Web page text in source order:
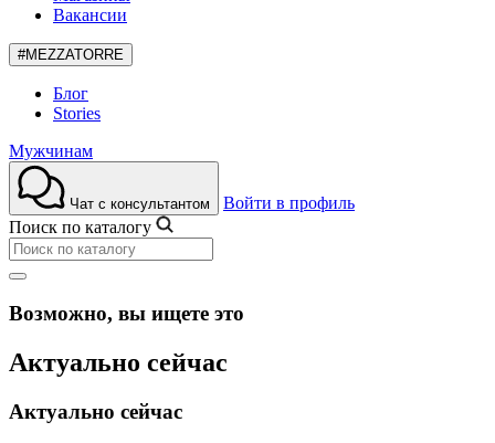
Вакансии
#MEZZATORRE
Блог
Stories
Мужчинам
Чат с консультантом
Войти в профиль
Поиск по каталогу
Возможно, вы ищете это
Актуально сейчас
Актуально сейчас